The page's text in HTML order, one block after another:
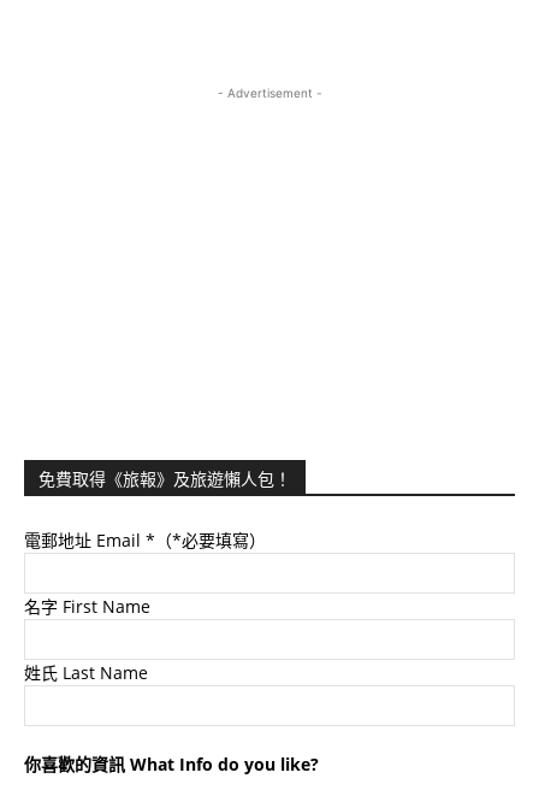
- Advertisement -
免費取得《旅報》及旅遊懶人包！
電郵地址 Email *（*必要填寫）
名字 First Name
姓氏 Last Name
你喜歡的資訊 What Info do you like?